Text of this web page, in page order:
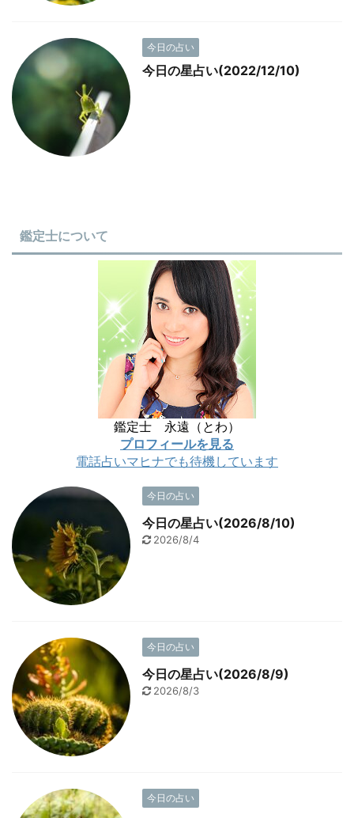
今日の占い
今日の星占い(2022/12/10)
鑑定士について
鑑定士 永遠（とわ）
プロフィールを見る
電話占いマヒナでも待機しています
今日の占い
今日の星占い(2026/8/10)
2026/8/4
今日の占い
今日の星占い(2026/8/9)
2026/8/3
今日の占い